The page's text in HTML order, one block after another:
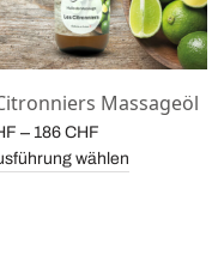
Massageöl
– 186 CHF
42 CHF bis
wählen